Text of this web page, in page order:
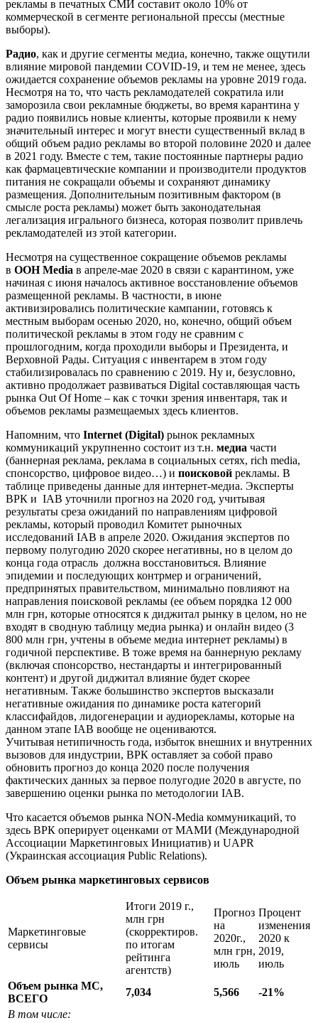
рекламы в печатных СМИ составит около 10% от
коммерческой в сегменте региональной прессы (местные
выборы).
Радио, как и другие сегменты медиа, конечно, также ощутили
влияние мировой пандемии COVID-19, и тем не менее, здесь
ожидается сохранение объемов рекламы на уровне 2019 года.
Несмотря на то, что часть рекламодателей сократила или
заморозила свои рекламные бюджеты, во время карантина у
радио появились новые клиенты, которые проявили к нему
значительный интерес и могут внести существенный вклад в
общий объем радио рекламы во второй половине 2020 и далее
в 2021 году. Вместе с тем, такие постоянные партнеры радио
как фармацевтические компании и производители продуктов
питания не сокращали объемы и сохраняют динамику
размещения. Дополнительным позитивным фактором (в
смысле роста рекламы) может быть законодательная
легализация игрального бизнеса, которая позволит привлечь
рекламодателей из этой категории.
Несмотря на существенное сокращение объемов рекламы
в OOH Media в апреле-мае 2020 в связи с карантином, уже
начиная с июня началось активное восстановление объемов
размещенной рекламы. В частности, в июне
активизировались политические кампании, готовясь к
местным выборам осенью 2020, но, конечно, общий объем
политической рекламы в этом году не сравним с
прошлогодним, когда проходили выборы и Президента, и
Верховной Рады. Ситуация с инвентарем в этом году
стабилизировалась по сравнению с 2019. Ну и, безусловно,
активно продолжает развиваться Digital составляющая часть
рынка Out Of Home – как с точки зрения инвентаря, так и
объемов рекламы размещаемых здесь клиентов.
Напомним, что Internet(Digital) рынок рекламных
коммуникаций укрупненно состоит из т.н. медиа части
(баннерная реклама, реклама в социальных сетях, rich media,
спонсорство, цифровое видео…) и поисковой рекламы. В
таблице приведены данные для интернет-медиа. Эксперты
ВРК и IAB уточнили прогноз на 2020 год, учитывая
результаты среза ожиданий по направлениям цифровой
рекламы, который проводил Комитет рыночных
исследований IAB в апреле 2020. Ожидания экспертов по
первому полугодию 2020 скорее негативны, но в целом до
конца года отрасль должна восстановиться. Влияние
эпидемии и последующих контрмер и ограничений,
предпринятых правительством, минимально повлияют на
направления поисковой рекламы (ее объем порядка 12 000
млн грн, которые относятся к диджитал рынку в целом, но не
входят в сводную таблицу медиа рынка) и онлайн видео (3
800 млн грн, учтены в объеме медиа интернет рекламы) в
годичной перспективе. В тоже время на баннерную рекламу
(включая спонсорство, нестандарты и интегрированный
контент) и другой диджитал влияние будет скорее
негативным. Также большинство экспертов высказали
негативные ожидания по динамике роста категорий
классифайдов, лидогенерации и аудиорекламы, которые на
данном этапе IAB вообще не оцениваются.
Учитывая нетипичность года, избыток внешних и внутренних
вызовов для индустрии, ВРК оставляет за собой право
обновить прогноз до конца 2020 после получения
фактических данных за первое полугодие 2020 в августе, по
завершению оценки рынка по методологии IAB.
Что касается объемов рынка NON-Media коммуникаций, то
здесь ВРК оперирует оценками от МАМИ (Международной
Ассоциации Маркетинговых Инициатив) и UAPR
(Украинская ассоциация Public Relations).
Объем рынка маркетинговых сервисов
Маркетинговые
сервисы
Итоги 2019 г.,
млн грн
(скорректиров.
по итогам
рейтинга
агентств)
Прогноз
на
2020г.,
млн грн,
июль
Процент
изменения
2020 к
2019,
июль
Объем рынка МС,
ВСЕГО
7,034 5,566
-21%
В том числе: